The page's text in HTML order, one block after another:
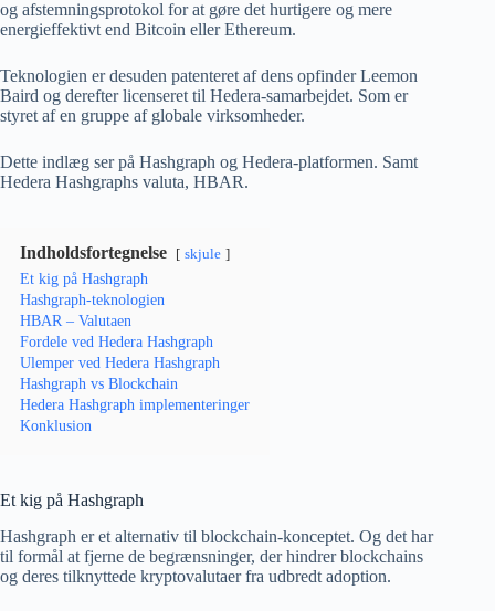
og afstemningsprotokol for at gøre det hurtigere og mere
energieffektivt end Bitcoin eller Ethereum.
Teknologien er desuden patenteret af dens opfinder Leemon
Baird og derefter licenseret til Hedera-samarbejdet. Som er
styret af en gruppe af globale virksomheder.
Dette indlæg ser på Hashgraph og Hedera-platformen. Samt
Hedera Hashgraphs valuta, HBAR.
Indholdsfortegnelse skjule
Et kig på Hashgraph
Hashgraph-teknologien
HBAR – Valutaen
Fordele ved Hedera Hashgraph
Ulemper ved Hedera Hashgraph
Hashgraph vs Blockchain
Hedera Hashgraph implementeringer
Konklusion
Et kig på Hashgraph
Hashgraph er et alternativ til blockchain-konceptet. Og det har
til formål at fjerne de begrænsninger, der hindrer blockchains
og deres tilknyttede kryptovalutaer fra udbredt adoption.